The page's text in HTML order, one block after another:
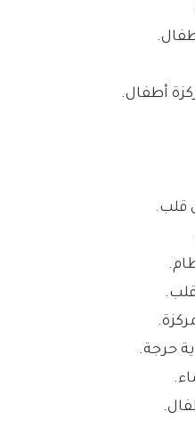
أطفال.
قلب.
حرجة.